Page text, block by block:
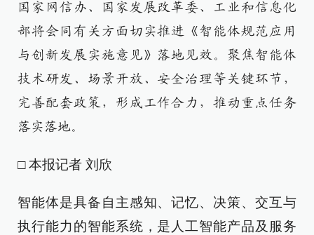
国家网信办、国家发展改革委、工业和信息化
部将会同有关方面切实推进《智能体规范应用
与创新发展实施意见》落地见效。聚焦智能体
技术研发、场景开放、安全治理等关键环节，
完善配套政策，形成工作合力，推动重点任务
落实落地。
□ 本报记者 刘欣
智能体是具备自主感知、记忆、决策、交互与
执行能力的智能系统，是人工智能产品及服务